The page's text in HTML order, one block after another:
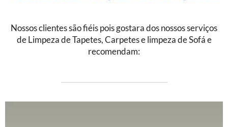
Nossos clientes são fiéis pois gostara dos nossos serviços
de Limpeza de Tapetes, Carpetes e limpeza de Sofá e
recomendam: